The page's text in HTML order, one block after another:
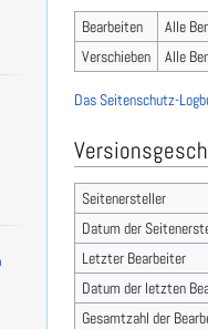
Bearbeiten
Alle
Verschieben
Alle
Das Seitenschutz-
Seitenersteller
Datum der
Letzter Bearbeiter
Datum der letzten
Gesamtzahl der